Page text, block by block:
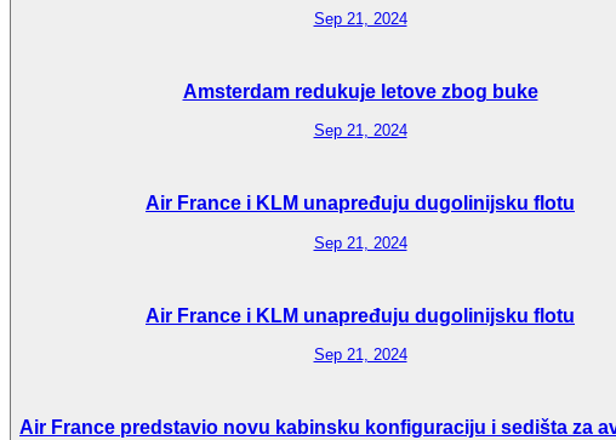
Sep 21, 2024
Amsterdam redukuje letove zbog buke
Sep 21, 2024
Air France i KLM unapređuju dugolinijsku flotu
Sep 21, 2024
Air France i KLM unapređuju dugolinijsku flotu
Sep 21, 2024
Air France predstavio novu kabinsku konfiguraciju i sedišta za